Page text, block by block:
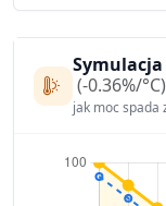
(-0.36%/°C)
jak moc spada